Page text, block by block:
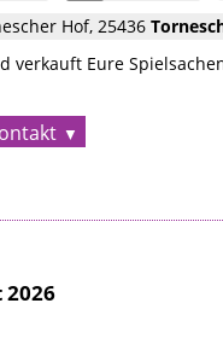
Hof, 25436
verkauft Eure
2026